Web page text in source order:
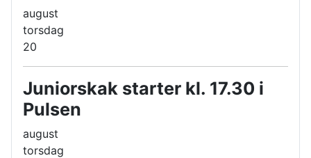
august
torsdag
20
Juniorskak starter kl. 17.30 i
Pulsen
august
torsdag